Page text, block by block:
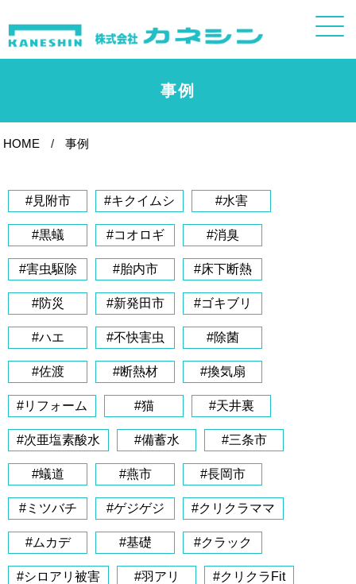
事例
HOME 事例
#見附市 #キクイムシ #水害
#黒蟻 #コオロギ #消臭
#害虫駆除 #胎内市 #床下断熱
#防災 #新発田市 #ゴキブリ
#ハエ #不快害虫 #除菌
#佐渡 #断熱材 #換気扇
#リフォーム #猫 #天井裏
#次亜塩素酸水 #備蓄水 #三条市
#蟻道 #燕市 #長岡市
#ミツバチ #ゲジゲジ #クリクラママ
#ムカデ #基礎 #クラック
#シロアリ被害 #羽アリ #クリクラFit